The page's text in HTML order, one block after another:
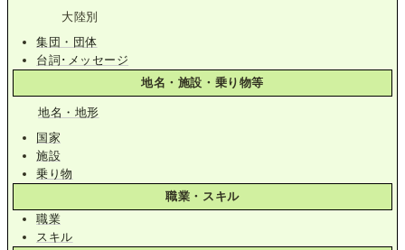
大陸別
集団・団体
台詞･メッセージ
地名・施設・乗り物等
地名・地形
国家
施設
乗り物
職業・スキル
職業
スキル